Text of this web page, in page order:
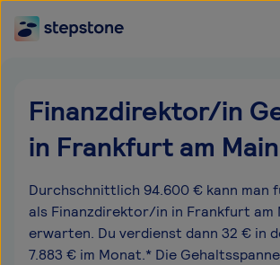
Finanzdirektor/in
in Frankfurt am Main
Durchschnittlich 94.600 € kann man
als Finanzdirektor/in in Frankfurt am
erwarten. Du verdienst dann 32 € in
7.883 € im Monat.* Die